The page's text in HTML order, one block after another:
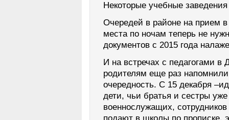
Некоторые учебные
Очередей в районе на прием
места по ночам теперь не
документов с 2015 года
И на встречах с педагогами в
родителям еще раз
очередность. С 15 декабря
дети, чьи братья и сестры
военнослужащих,